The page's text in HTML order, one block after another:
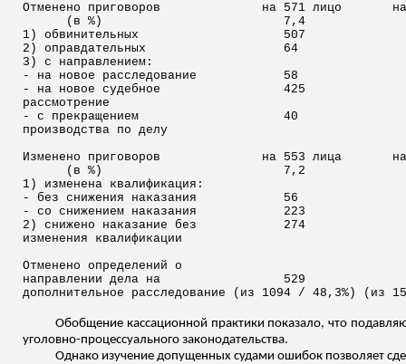
Отменено приговоров
на 571 лицо
(в %)
7,4
1) обвинительных
507
2) оправдательных
64
3) с направлением:
- на новое расследование
58
- на новое судебное
425
рассмотрение
- с прекращением
40
производства по делу
Изменено приговоров
на 553 лица
(в %)
7,2
1) изменена квалификация:
- без снижения наказания
56
- со снижением наказания
223
2) снижено наказание без
274
изменения квалификации
Отменено определений о
направлении дела на
529
дополнительное расследование (из 1094 / 48,3%) (из
Обобщение кассационной практики показало, что
уголовно-процессуального законодательства.
Однако изучение допущенных судами ошибок позволяет